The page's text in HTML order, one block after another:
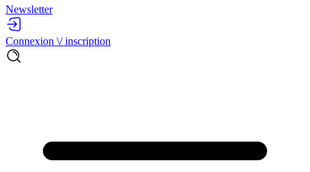
Newsletter
Connexion \/ inscription